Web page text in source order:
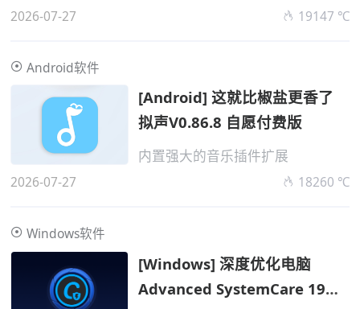
2026-07-27 19147 ℃
Android软件
[Android] 这就比椒盐更香了
拟声V0.86.8 自愿付费版
内置强大的音乐插件扩展
2026-07-27 18260 ℃
Windows软件
[Windows] 深度优化电脑
Advanced SystemCare 19